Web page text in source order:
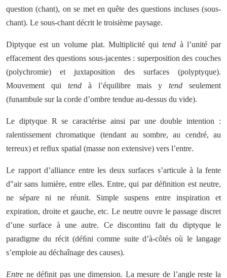
question (chant), on se met en quête des questions incluses (sous-
chant). Le sous-chant décrit le troisième paysage.
Diptyque est un volume plat. Multiplicité quitend à l’unité par
effacement des questions sous-jacentes : superposition des couches
(polychromie) et juxtaposition des surfaces (polyptyque).
Mouvement qui tendà l’équilibre mais ytend seulement
(funambule sur la corde d’ombre tendue au-dessus du vide).
Le diptyque R se caractérise ainsi par une double intention :
ralentissement chromatique (tendant au sombre, au cendré, au
terreux) et reﬂux spatial (masse non extensive) vers l’entre.
Le rapport d’alliance entre les deux surfaces s’articule à la fente
d"air sans lumière, entre elles. Entre, qui par définition est neutre,
ne sépare ni ne réunit. Simple suspens entre inspiration et
expiration, droite et gauche, etc. Le neutre ouvre le passage discret
d’une surface à une autre. Ce discontinu fait du diptyque le
paradigme du récit (déﬁni comme suite d’à-côtés où le langage
s’emploie au déchaînage des causes).
Entre ne définit pas une dimension. La mesure de l’angle reste la